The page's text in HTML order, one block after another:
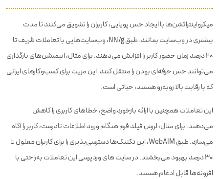
میکرواینتراکشن‌ها با ایجاد حس پویایی، کاربران را تشویق می‌کنند تا مدت
بیشتری در وب‌سایت بمانند. طبق NN/g، وب‌سایت‌هایی با تعاملات ظریف تا
۲۰ درصد زمان حضور کاربر را افزایش می‌دهند. برای مثال، انیمیشن‌های بارگذاری
می‌توانند حس حرفه‌ای بودن را منتقل کنند. این مزیت برای کسب‌وکارهای ایرانی
که با رقابت بالا روبه‌رو هستند، حیاتی است.
این تعاملات همچنین با ارائه بازخورد واضح، خطاهای کاربری را کاهش
می‌دهند. برای مثال، لرزش فیلد فرم هنگام ورود اطلاعات نادرست، کاربر را آگاه
می‌سازد. طبق WebAIM، این تکنیک‌ها دسترسی‌پذیری را برای کاربران معلول تا
۳۰ درصد بهبود می‌بخشند. در سایت های وردپرسی این تعاملات به‌راحتی با
افزونه‌ها قابل ادغام هستند.